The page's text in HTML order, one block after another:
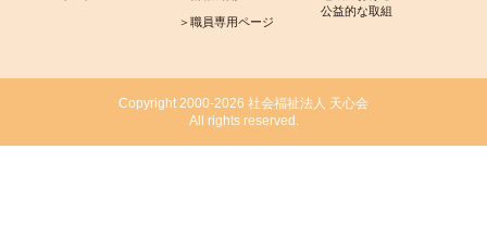
＞職員専用ページ
公益的な取組
Copyright 2000-2026 社会福祉法人 天心会
All rights reserved.